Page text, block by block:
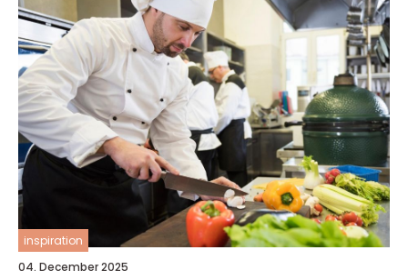
inspiration
04. December 2025